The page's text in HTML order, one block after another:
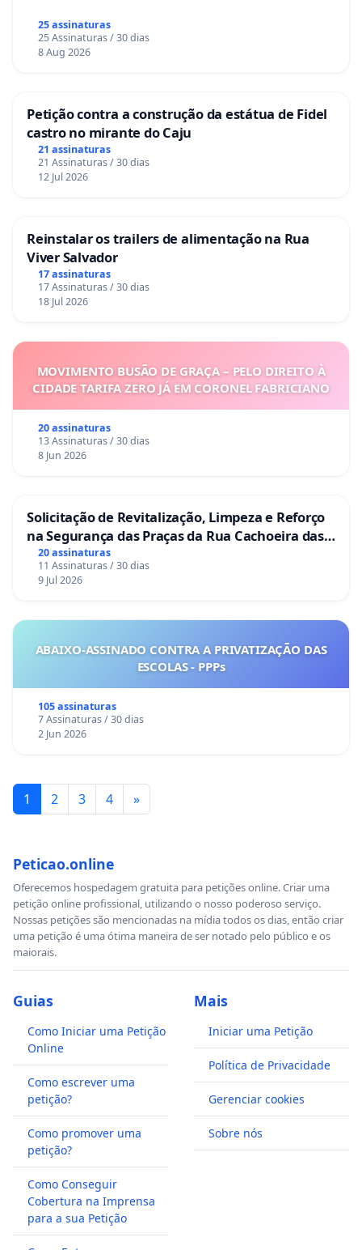
25 assinaturas
25 Assinaturas / 30 dias
8 Aug 2026
Petição contra a construção da estátua de Fidel
castro no mirante do Caju
21 assinaturas
21 Assinaturas / 30 dias
12 Jul 2026
Reinstalar os trailers de alimentação na Rua
Viver Salvador
17 assinaturas
17 Assinaturas / 30 dias
18 Jul 2026
MOVIMENTO BUSÃO DE GRAÇA – PELO DIREITO À
CIDADE TARIFA ZERO JÁ EM CORONEL FABRICIANO
20 assinaturas
13 Assinaturas / 30 dias
8 Jun 2026
Solicitação de Revitalização, Limpeza e Reforço
na Segurança das Praças da Rua Cachoeira das
Sete Ilhas
20 assinaturas
11 Assinaturas / 30 dias
9 Jul 2026
ABAIXO-ASSINADO CONTRA A PRIVATIZAÇÃO DAS
ESCOLAS - PPPs
105 assinaturas
7 Assinaturas / 30 dias
2 Jun 2026
1 2 3 4 »
Peticao.online
Oferecemos hospedagem gratuita para petições online. Criar uma
petição online profissional, utilizando o nosso poderoso serviço.
Nossas petições são mencionadas na mídia todos os dias, então criar
uma petição é uma ótima maneira de ser notado pelo público e os
maiorais.
Guias
Como Iniciar uma Petição
Online
Como escrever uma
petição?
Como promover uma
petição?
Como Conseguir
Cobertura na Imprensa
para a sua Petição
Mais
Iniciar uma Petição
Política de Privacidade
Gerenciar cookies
Sobre nós